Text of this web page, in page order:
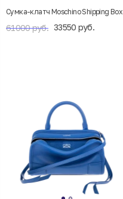
Сумка-клатч Moschino Shipping Box
61000 руб. 33550 руб.